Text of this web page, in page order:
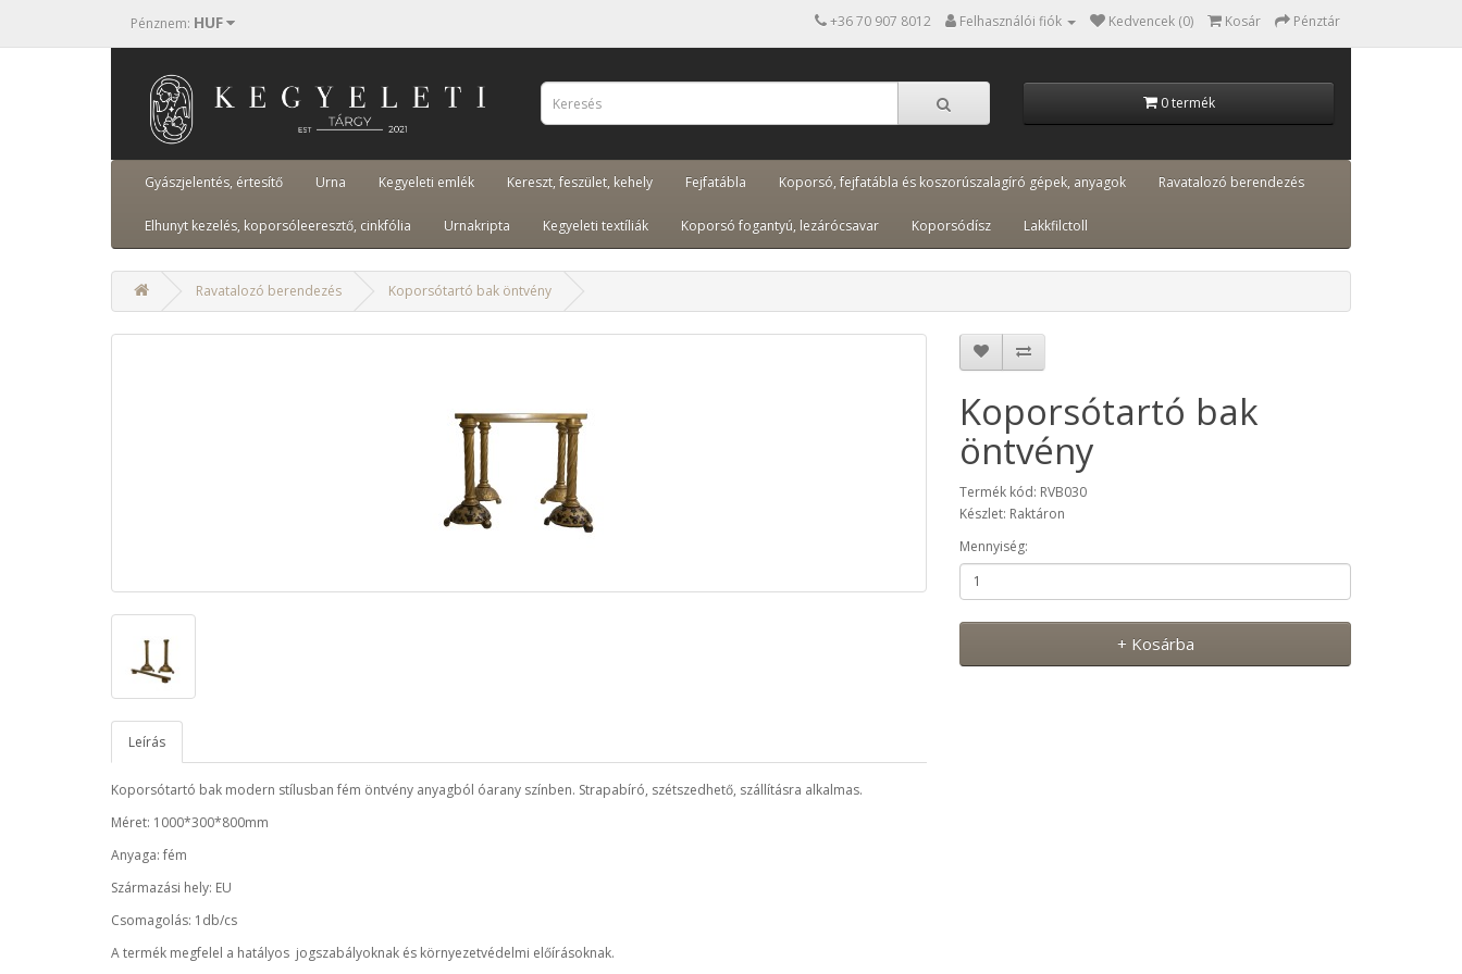
Pénznem: HUF +36 70 907 8012 Felhasználói fiók Kedvencek (0) Kosár Pénztár
0 termék
Gyászjelentés, értesítő Urna Kegyeleti emlék Kereszt, feszület, kehely Fejfatábla Koporsó, fejfatábla és koszorúszalagíró gépek, anyagok Ravatalozó berendezés
Elhunyt kezelés, koporsóleeresztő, cinkfólia Urnakripta Kegyeleti textíliák Koporsó fogantyú, lezárócsavar Koporsódísz Lakkfilctoll
Ravatalozó berendezés Koporsótartó bak öntvény
Leírás
Koporsótartó bak modern stílusban fém öntvény anyagból óarany színben. Strapabíró, szétszedhető, szállításra alkalmas.
Méret: 1000*300*800mm
Anyaga: fém
Származási hely: EU
Csomagolás: 1db/cs
A termék megfelel a hatályos jogszabályoknak és környezetvédelmi előírásoknak.
Koporsótartó bak
öntvény
Termék kód: RVB030
Készlet: Raktáron
Mennyiség:
+ Kosárba